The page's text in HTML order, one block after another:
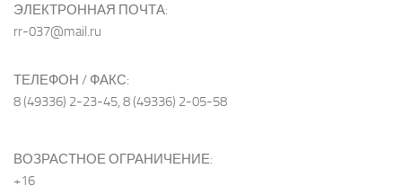
ЭЛЕКТРОННАЯ ПОЧТА:
rr-037@mail.ru
ТЕЛЕФОН / ФАКС:
8 (49336) 2-23-45, 8 (49336) 2-05-58
ВОЗРАСТНОЕ ОГРАНИЧЕНИЕ:
+16